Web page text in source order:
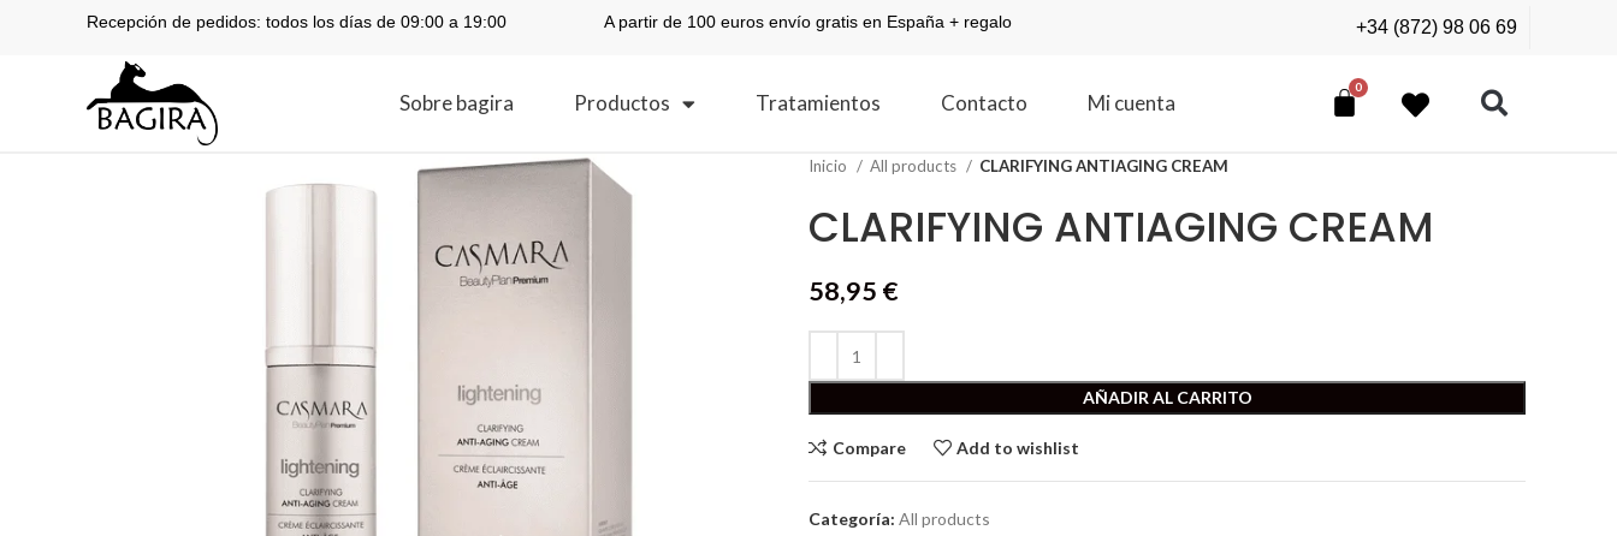
Recepción de pedidos: todos los días de 09:00 a 19:00 A partir de 100 euros envío gratis en España + regalo +34 (872) 98 06 69
Sobre bagira Productos Tratamientos Contacto Mi cuenta
Inicio All products CLARIFYING ANTIAGING CREAM
CLARIFYING ANTIAGING CREAM
58,95 €
AÑADIR AL CARRITO
Compare Add to wishlist
Categoría: All products